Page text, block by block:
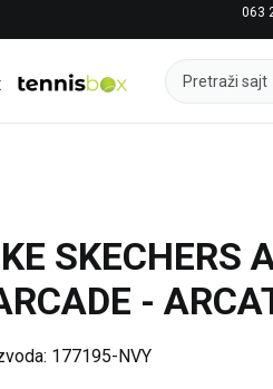
063
Pretraži sajt
SKECHERS
-
177195-NVY